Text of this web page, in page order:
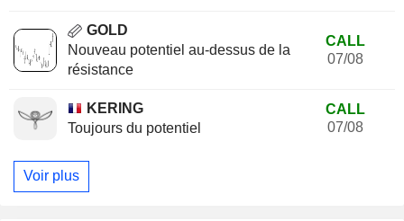
GOLD
Nouveau potentiel au-dessus de la
résistance
CALL
07/08
KERING
Toujours du potentiel
CALL
07/08
Voir plus